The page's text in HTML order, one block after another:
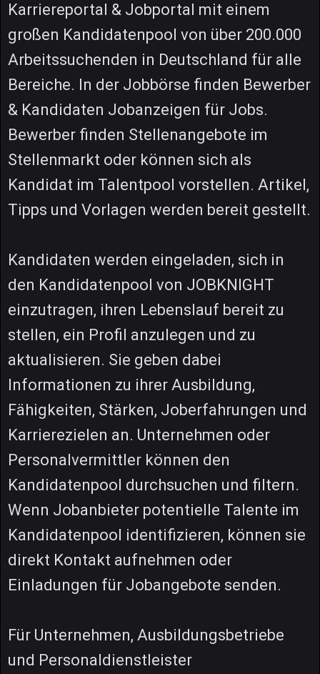
Karriereportal & Jobportal mit einem
großen Kandidatenpool von über 200.000
Arbeitssuchenden in Deutschland für alle
Bereiche. In der Jobbörse finden Bewerber
& Kandidaten Jobanzeigen für Jobs.
Bewerber finden Stellenangebote im
Stellenmarkt oder können sich als
Kandidat im Talentpool vorstellen. Artikel,
Tipps und Vorlagen werden bereit gestellt.
Kandidaten werden eingeladen, sich in
den Kandidatenpool von JOBKNIGHT
einzutragen, ihren Lebenslauf bereit zu
stellen, ein Profil anzulegen und zu
aktualisieren. Sie geben dabei
Informationen zu ihrer Ausbildung,
Fähigkeiten, Stärken, Joberfahrungen und
Karrierezielen an. Unternehmen oder
Personalvermittler können den
Kandidatenpool durchsuchen und filtern.
Wenn Jobanbieter potentielle Talente im
Kandidatenpool identifizieren, können sie
direkt Kontakt aufnehmen oder
Einladungen für Jobangebote senden.
Für Unternehmen, Ausbildungsbetriebe
und Personaldienstleister